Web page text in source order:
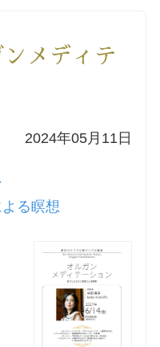
メディテ
2024年05月11日
る瞑想